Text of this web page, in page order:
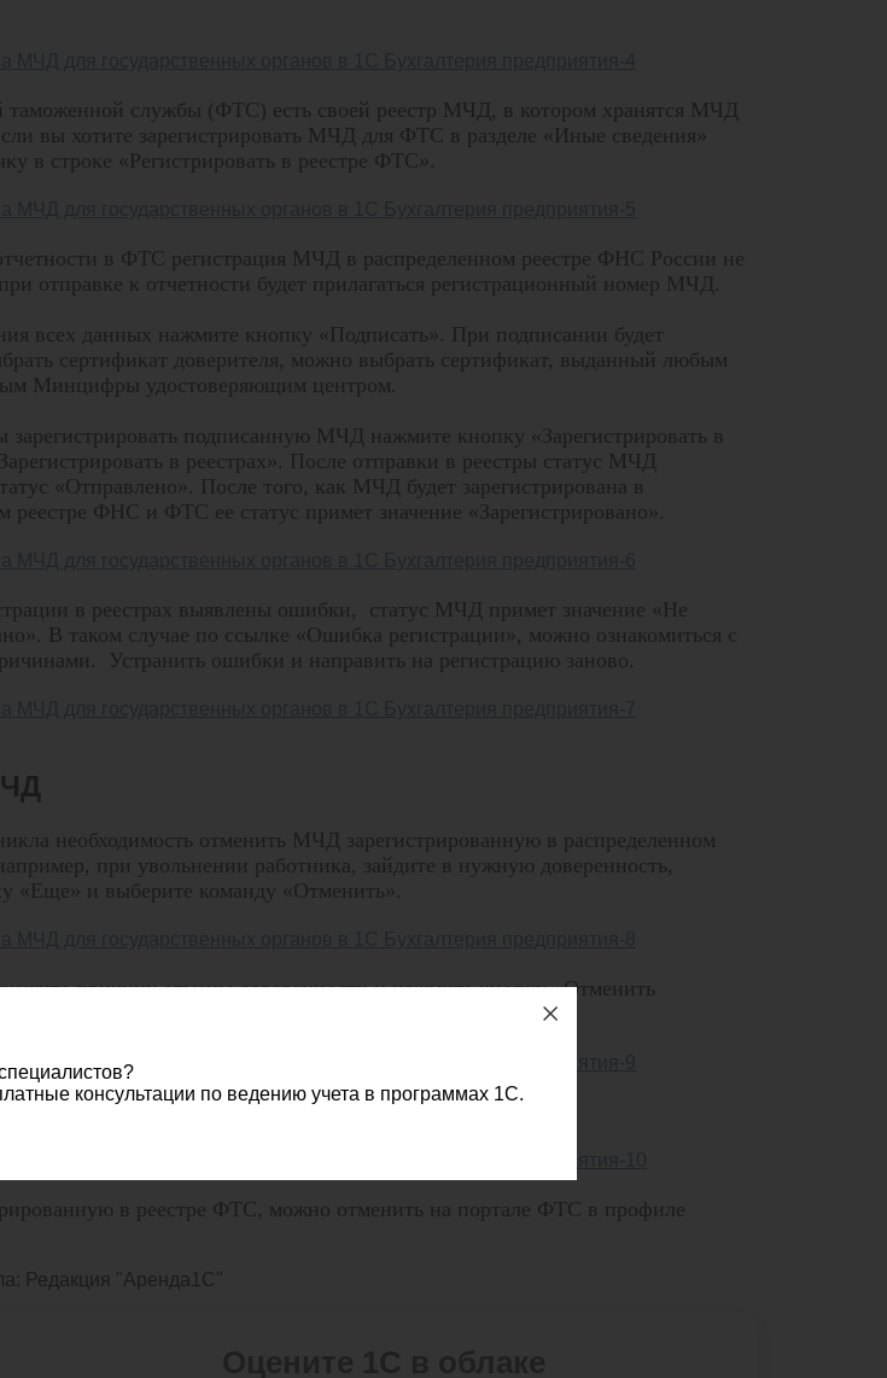
таможенной службы (ФТС) есть своей реестр МЧД, в котором хранятся МЧД
вы хотите зарегистрировать МЧД для ФТС в разделе «Иные сведения»
в строке «Регистрировать в реестре ФТС».
в ФТС регистрация МЧД в распределенном реестре ФНС России не
при отправке к отчетности будет прилагаться регистрационный номер МЧД.
всех данных нажмите кнопку «Подписать». При подписании будет
сертификат доверителя, можно выбрать сертификат, выданный любым
Минцифры удостоверяющим центром.
зарегистрировать подписанную МЧД нажмите кнопку «Зарегистрировать в
в реестрах». После отправки в реестры статус МЧД
«Отправлено». После того, как МЧД будет зарегистрирована в
реестре ФНС и ФТС ее статус примет значение «Зарегистрировано».
в реестрах выявлены ошибки, статус МЧД примет значение «Не
В таком случае по ссылке «Ошибка регистрации», можно ознакомиться с
Устранить ошибки и направить на регистрацию заново.
необходимость отменить МЧД зарегистрированную в распределенном
при увольнении работника, зайдите в нужную доверенность,
«Еще» и выберите команду «Отменить».
причину отмены доверенности и нажмите кнопку «Отменить
МЧД в программе изменится на статус «Отменена».
в реестре ФТС, можно отменить на портале ФТС в профиле
Редакция "Аренда1С"
консультации по ведению учета в программах 1С.